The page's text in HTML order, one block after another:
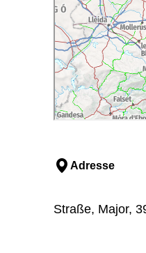
Adresse
Straße, Major,